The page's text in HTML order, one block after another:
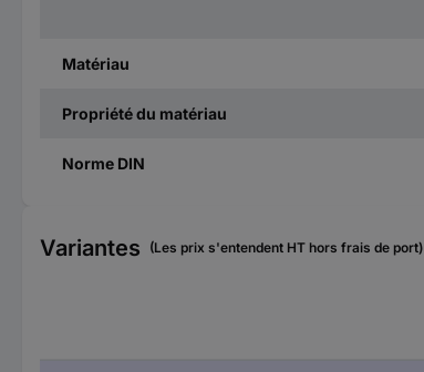
Matériau
Propriété du matériau
Norme DIN
Variantes (Les prix s'entendent HT hors frais de port)